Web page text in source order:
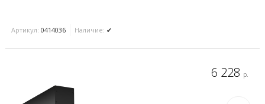
Артикул: 0414036 Наличие: ✔
6 228 р.